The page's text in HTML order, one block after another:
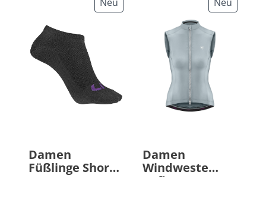
Neu
Damen
Füßlinge Short
Neu
Damen
Windweste
Cefira Pro